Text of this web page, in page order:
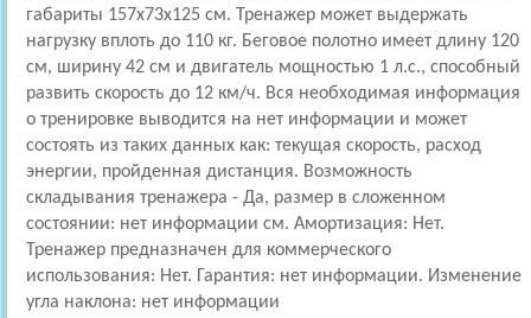
габариты 157x73x125 см. Тренажер может выдержать
нагрузку вплоть до 110 кг. Беговое полотно имеет длину 120
см, ширину 42 см и двигатель мощностью 1 л.с., способный
развить скорость до 12 км/ч. Вся необходимая информация
о тренировке выводится на нет информации и может
состоять из таких данных как: текущая скорость, расход
энергии, пройденная дистанция. Возможность
складывания тренажера - Да, размер в сложенном
состоянии: нет информации см. Амортизация: Нет.
Тренажер предназначен для коммерческого
использования: Нет. Гарантия: нет информации. Изменение
угла наклона: нет информации